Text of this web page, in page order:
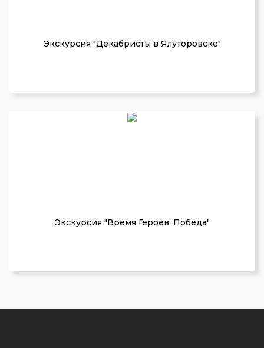
Экскурсия "Декабристы в Ялуторовске"
Экскурсия "Время Героев: Победа"